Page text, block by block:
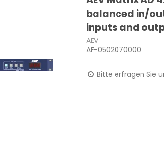
balanced in/out
inputs and
AEV
AF-0502070000
Bitte erfragen Sie